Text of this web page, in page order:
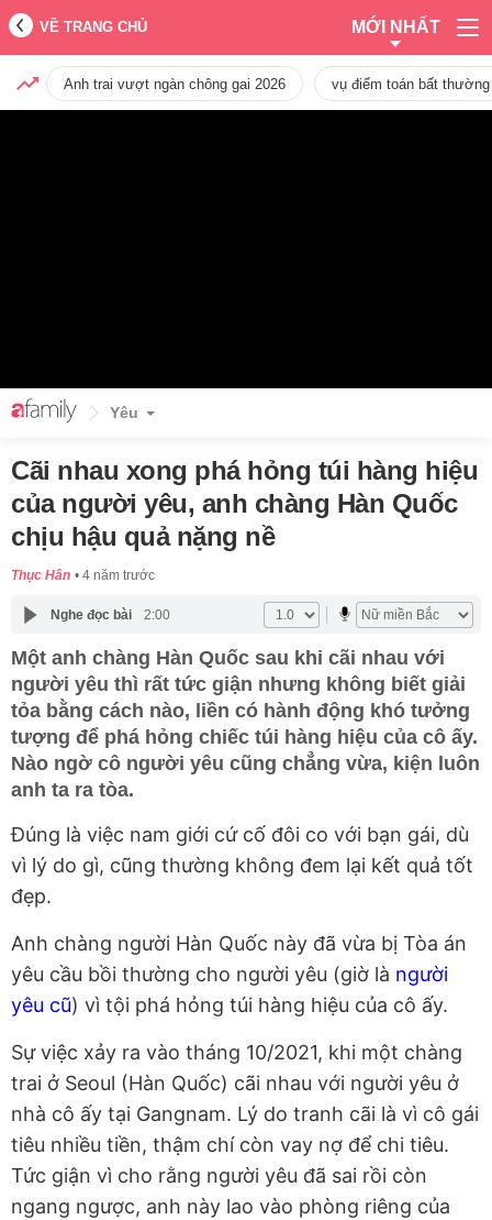
VỀ TRANG CHỦ MỚI NHẤT
Anh trai vượt ngàn chông gai 2026 vụ điểm toán bất
Yêu
Cãi nhau xong phá hỏng túi hàng hiệu
của người yêu, anh chàng Hàn Quốc
chịu hậu quả nặng nề
Thục Hân 4 năm trước
Nghe đọc bài 2:00
Một anh chàng Hàn Quốc sau khi cãi nhau với
người yêu thì rất tức giận nhưng không biết giải
tỏa bằng cách nào, liền có hành động khó tưởng
tượng để phá hỏng chiếc túi hàng hiệu của cô ấy.
Nào ngờ cô người yêu cũng chẳng vừa, kiện luôn
anh ta ra tòa.
Đúng là việc nam giới cứ cố đôi co với bạn gái, dù
vì lý do gì, cũng thường không đem lại kết quả tốt
đẹp.
Anh chàng người Hàn Quốc này đã vừa bị Tòa án
yêu cầu bồi thường cho người yêu (giờ là người
yêu cũ) vì tội phá hỏng túi hàng hiệu của cô ấy.
Sự việc xảy ra vào tháng 10/2021, khi một chàng
trai ở Seoul (Hàn Quốc) cãi nhau với người yêu ở
nhà cô ấy tại Gangnam. Lý do tranh cãi là vì cô gái
tiêu nhiều tiền, thậm chí còn vay nợ để chi tiêu.
Tức giận vì cho rằng người yêu đã sai rồi còn
ngang ngược, anh này lao vào phòng riêng của